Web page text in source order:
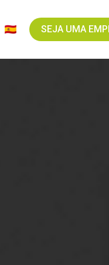
SEJA UMA